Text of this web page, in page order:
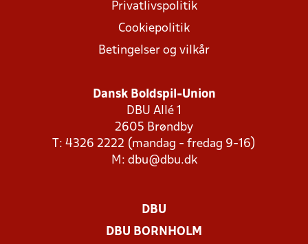
Privatlivspolitik
Cookiepolitik
Betingelser og vilkår
Dansk Boldspil-Union
DBU Allé 1
2605 Brøndby
T: 4326 2222 (mandag - fredag 9-16)
M: dbu@dbu.dk
DBU
DBU BORNHOLM